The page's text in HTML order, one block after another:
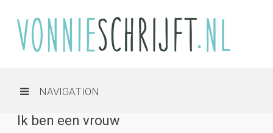
NAVIGATION
Ik ben een vrouw